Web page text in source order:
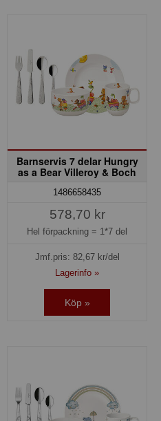
Barnservis 7 delar Hungry
as a Bear Villeroy & Boch
1486658435
578,70 kr
Hel förpackning = 1*7 del
Jmf.pris: 82,67kr/del
Lagerinfo »
Köp »